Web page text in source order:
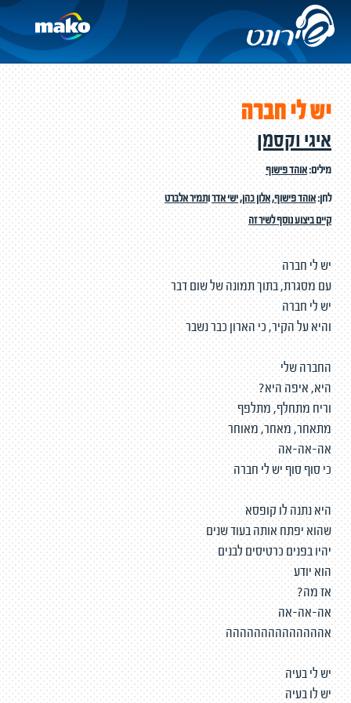
יש לי חברה
איגי וקסמן
מילים:אוהד פישוף
לחן:אוהד פישוף,אלון כהן,ישי אדרותמיר אלברט
קיים ביצוע נוסף לשיר זה
יש לי חברה
עם מסגרת, בתוך תמונה של שום דבר
יש לי חברה
והיא על הקיר, כי הארון כבר נשבר
החברה שלי
היא, איפה היא?
וריח מתחלף, מתלפף
מתאחר, מאחר, מאוחר
אה-אה-אה
כי סוף סוף יש לי חברה
היא נתנה לו קופסא
שהוא יפתח אותה בעוד שנים
יהיו בפנים כרטיסים לבנים
הוא יודע
אז מה?
אה-אה-אה
אהההההההההההההה
יש לי בעיה
יש לו בעיה